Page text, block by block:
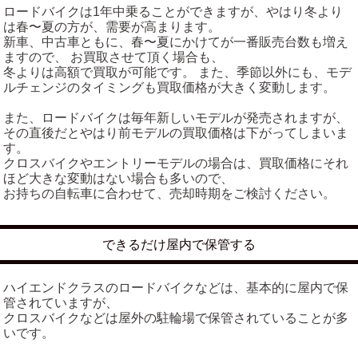
ロードバイクは1年中乗ることができますが、やはり冬より
は春〜夏の方が、需要が高まります。
新車、中古車ともに、春〜夏にかけてが一番販売台数も増え
ますので、 お買取させて頂く場合も、
冬よりは高額で買取が可能です。 また、季節以外にも、モデ
ルチェンジのタイミングも買取価格が大きく変動します。
また、ロードバイクは毎年新しいモデルが発売されますが、
その直後だとやはり前モデルの買取価格は下がってしまいま
す。
クロスバイクやエントリーモデルの場合は、買取価格にそれ
ほど大きな変動はない場合も多いので、
お持ちの自転車に合わせて、売却時期をご検討ください。
できるだけ屋内で保管する
ハイエンドクラスのロードバイクなどは、基本的に屋内で保
管されていますが、
クロスバイクなどは屋外の駐輪場で保管されていることが多
いです。